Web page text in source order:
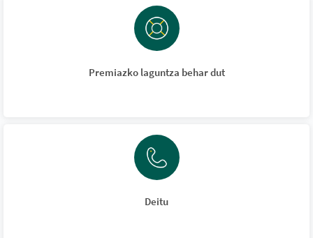
Premiazko laguntza behar dut
Deitu